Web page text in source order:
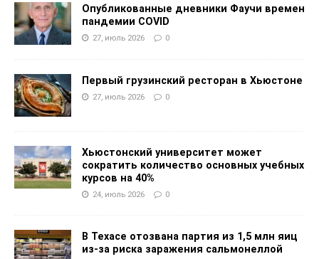
Опубликованные дневники Фаучи времен
пандемии COVID
27, июль 2026 0
Первый грузинский ресторан в Хьюстоне
27, июль 2026 0
Хьюстонский университет может
сократить количество основных учебных
курсов на 40%
24, июль 2026 0
В Техасе отозвана партия из 1,5 млн яиц
из-за риска заражения сальмонеллой